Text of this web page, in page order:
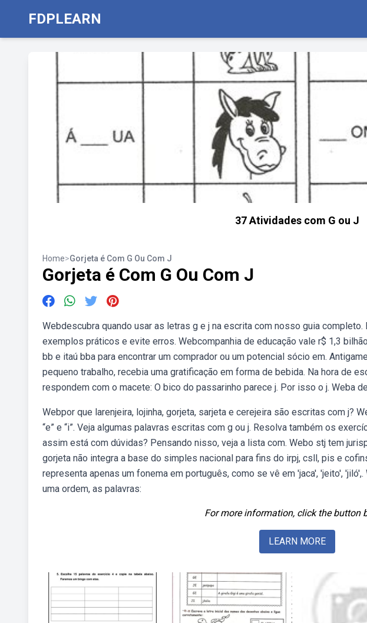
FDPLEARN
37 Atividades com G ou J
Home>Gorjeta é Com G Ou Com J
Gorjeta é Com G Ou Com J
Webdescubra quando usar as letras g e j na escrita com nosso guia
exemplos práticos e evite erros. Webcompanhia de educação vale r$ 1,3
bb e itaú bba para encontrar um comprador ou um potencial sócio em.
pequeno trabalho, recebia uma gratificação em forma de bebida. Na hora de
respondem com o macete: O bico do passarinho parece j. Por isso o j. Weba
Webpor que larenjeira, lojinha, gorjeta, sarjeta e cerejeira são escritas com j?
“e” e “i”. Veja algumas palavras escritas com g ou j. Resolva também os
assim está com dúvidas? Pensando nisso, veja a lista com. Webo stj tem
gorjeta não integra a base do simples nacional para fins do irpj, csll, pis e
representa apenas um fonema em português, como se vê em 'jaca', 'jeito',
uma ordem, as palavras:
For more information, click the button
LEARN MORE